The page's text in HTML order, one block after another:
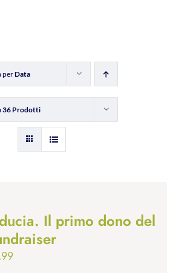
perData
36 Prodotti
Il primo dono del